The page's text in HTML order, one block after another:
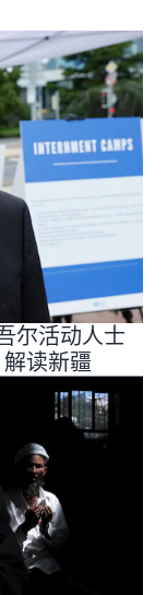
读新疆